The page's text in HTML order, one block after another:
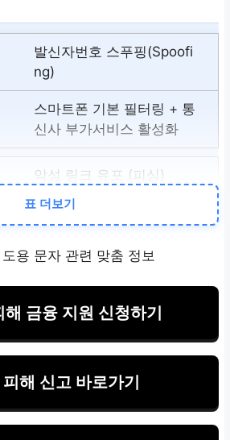
발신자번호 스푸핑(Spoofi
ng)
스마트폰 기본 필터링 + 통
신사 부가서비스 활성화
악성 링크 유포 (피싱)
URL 도메인 꼼꼼 확인, 단
신고(118, 182)
표 더보기
용 문자 관련 맞춤 정보
해 금융 지원 신청하기
해 신고 바로가기